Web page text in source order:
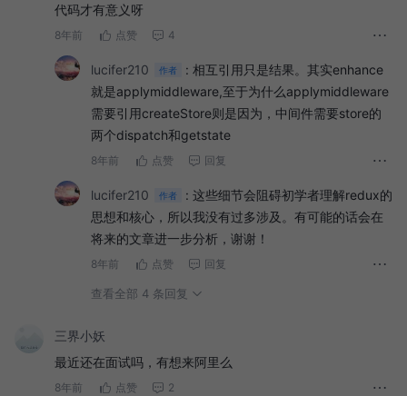
代码才有意义呀
8年前 点赞 4
lucifer210 作者 : 相互引用只是结果。其实enhance
就是applymiddleware,至于为什么applymiddleware
需要引用createStore则是因为，中间件需要store的
两个dispatch和getstate
8年前 点赞 回复
lucifer210 作者 : 这些细节会阻碍初学者理解redux的
思想和核心，所以我没有过多涉及。有可能的话会在
将来的文章进一步分析，谢谢！
8年前 点赞 回复
查看全部 4 条回复
三界小妖
最近还在面试吗，有想来阿里么
8年前 点赞 2